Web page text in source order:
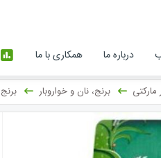
درباره ما همکاری با ما
مارکتی برنج، نان و خواروبار برنج